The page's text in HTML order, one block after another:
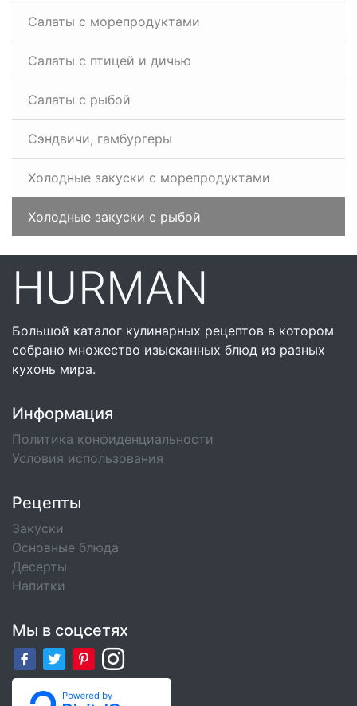
Салаты с морепродуктами
Салаты с птицей и дичью
Салаты с рыбой
Сэндвичи, гамбургеры
Холодные закуски с морепродуктами
Холодные закуски с рыбой
HURMAN
Большой каталог кулинарных рецептов в котором
собрано множество изысканных блюд из разных
кухонь мира.
Информация
Политика конфиденциальности
Условия использования
Рецепты
Закуски
Основные блюда
Десерты
Напитки
Мы в соцсетях